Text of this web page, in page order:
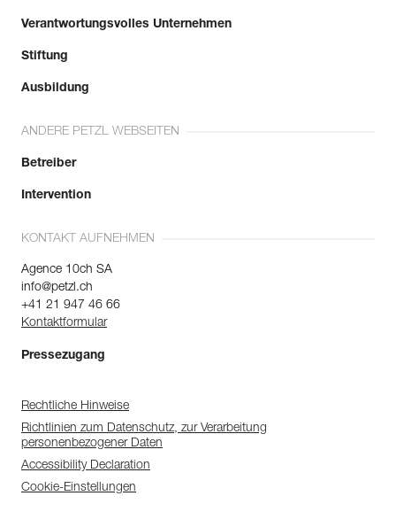
Verantwortungsvolles Unternehmen
Stiftung
Ausbildung
ANDERE PETZL WEBSEITEN
Betreiber
Intervention
KONTAKT AUFNEHMEN
Agence 10ch SA
info@petzl.ch
+41 21 947 46 66
Kontaktformular
Pressezugang
Rechtliche Hinweise
Richtlinien zum Datenschutz, zur Verarbeitung
personenbezogener Daten
Accessibility Declaration
Cookie-Einstellungen